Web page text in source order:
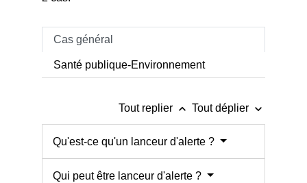
Cas général
Santé publique-Environnement
Tout replier keyboard_arrow_up Tout déplier keyboard_arrow_down
Qu'est-ce qu'un lanceur d'alerte ?
Qui peut être lanceur d'alerte ?